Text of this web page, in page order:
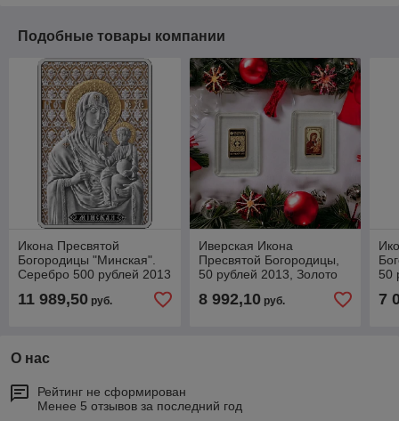
Подобные товары компании
Икона Пресвятой
Богородицы "Минская".
Серебро 500 рублей 2013
11 989,50 руб.
Иверская Икона
Пресвятой Богородицы,
50 рублей 2013, Золото
8 992,10руб.
50
7
О нас
Рейтинг не сформирован
Менее 5 отзывов за последний год